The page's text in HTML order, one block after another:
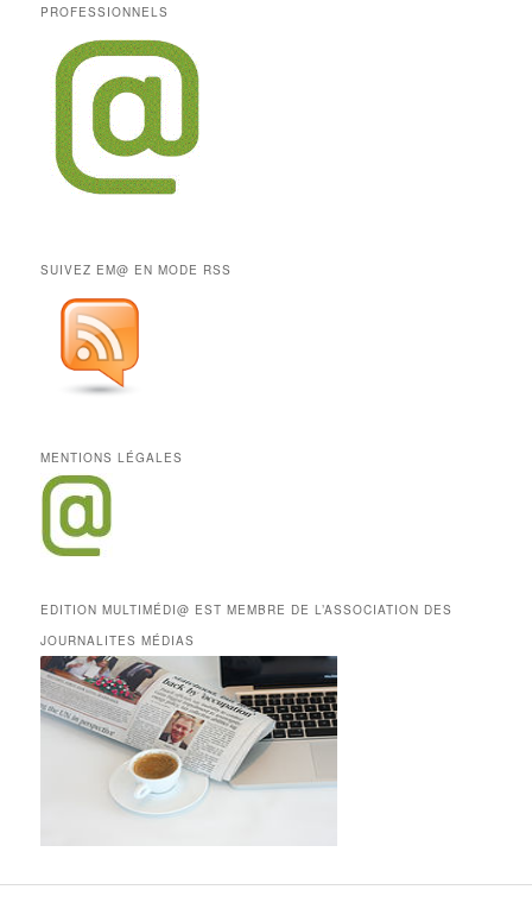
PROFESSIONNELS
SUIVEZ EM@ EN MODE RSS
MENTIONS LÉGALES
EDITION MULTIMÉDI@ EST MEMBRE DE L’ASSOCIATION DES
JOURNALITES MÉDIAS